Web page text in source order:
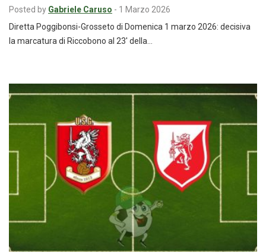
Posted by Gabriele Caruso - 1 Marzo 2026
Diretta Poggibonsi-Grosseto di Domenica 1 marzo 2026: decisiva
la marcatura di Riccobono al 23′ della…